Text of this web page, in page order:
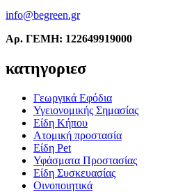
info@begreen.gr
Αρ. ΓΕΜΗ: 122649919000
κατηγοριεσ
Γεωργικά Εφόδια
Υγειονομικής Σημασίας
Είδη Κήπου
Ατομική προστασία
Είδη Pet
Υφάσματα Προστασίας
Είδη Συσκευασίας
Οινοποιητικά